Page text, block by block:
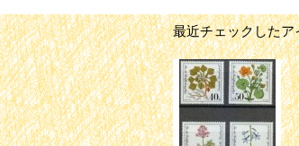
最近チェックしたア